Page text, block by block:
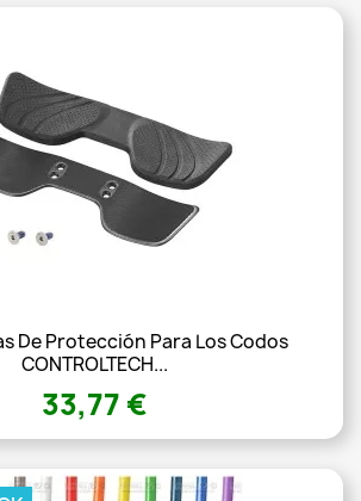
De Protección Para Los Codos
CONTROLTECH...
33,77 €